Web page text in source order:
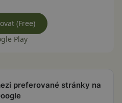
(Free)
Play
preferované stránky na